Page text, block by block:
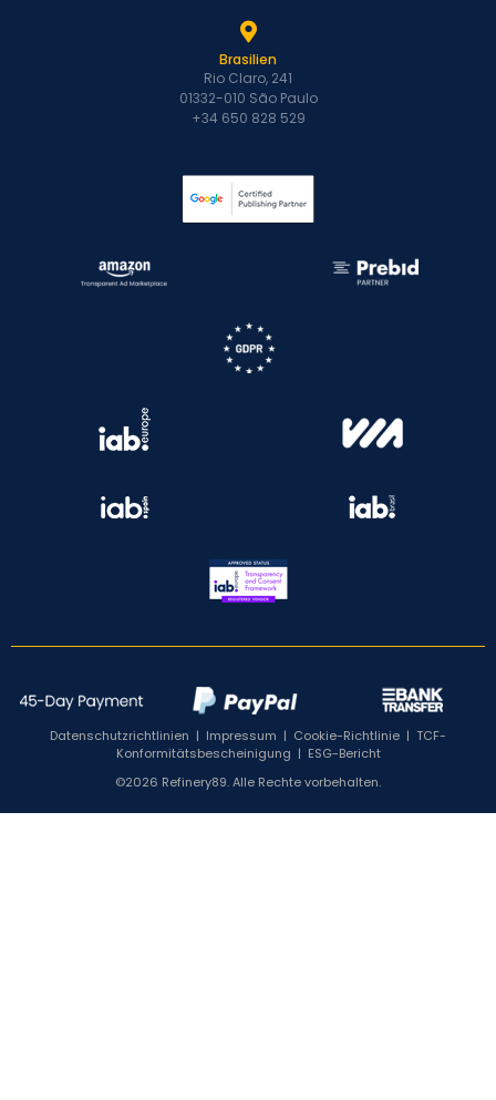
Brasilien
Rio Claro, 241
01332-010 São Paulo
+34 650 828 529
Datenschutzrichtlinien | Impressum | Cookie-Richtlinie | TCF-
Konformitätsbescheinigung | ESG-Bericht
©2026 Refinery89. Alle Rechte vorbehalten.